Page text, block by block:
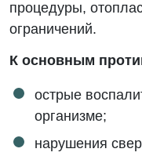
процедуры,
ограничений.
К основным
острые
организме;
нарушения